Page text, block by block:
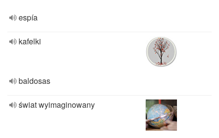
espía
kafelki
baldosas
świat wyimaginowany